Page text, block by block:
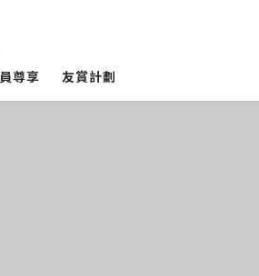
尊享 友賞計劃